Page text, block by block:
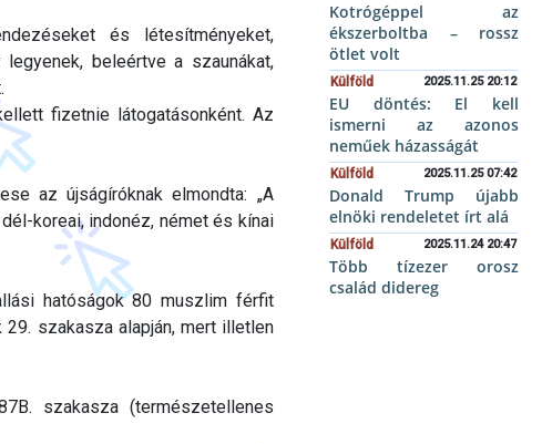
és létesítményeket,
beleértve a szaunákat,
fizetnie látogatásonként. Az
az újságíróknak elmondta: „A
koreai, indonéz, német és kínai
hatóságok 80 muszlim férfit
szakasza alapján, mert illetlen
szakasza (természetellenes
Kotrógéppel az
ékszerboltba – rossz
ötlet volt
Külföld 2025.11.25 20:12
EU döntés: El kell
ismerni az azonos
neműek házasságát
Külföld 2025.11.25 07:42
Donald Trump újabb
elnöki rendeletet írt alá
Külföld 2025.11.24 20:47
Több tízezer orosz
család didereg